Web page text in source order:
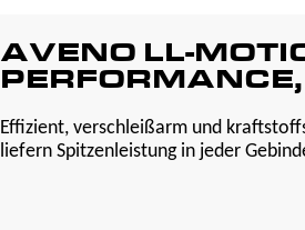
AVENO LL-
Effizient, verschleißarm und
liefern Spitzenleistung in jeder